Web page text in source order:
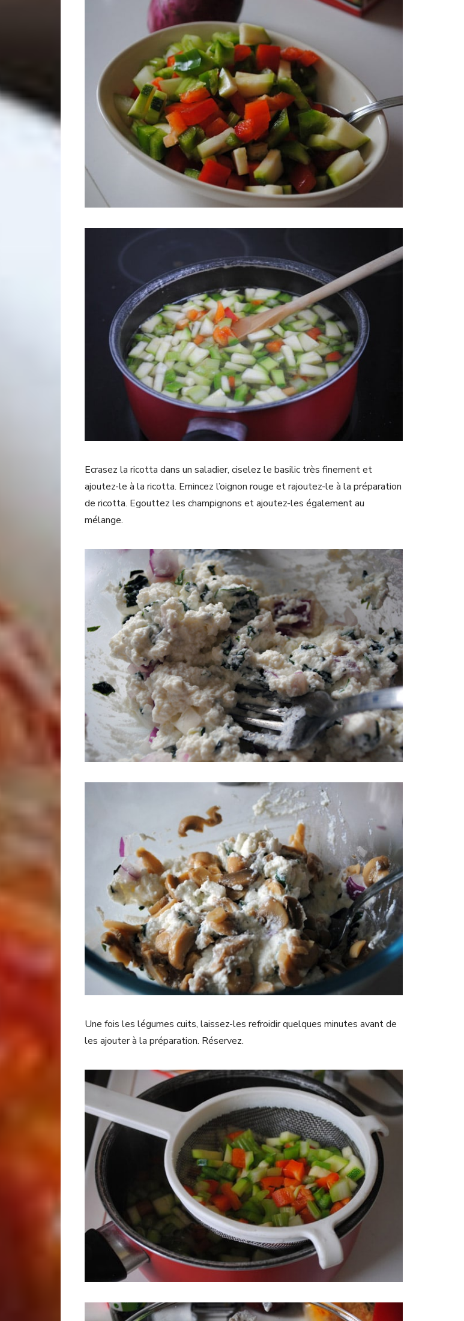
Ecrasez la ricotta dans un saladier, ciselez le basilic très finement et
ajoutez-le à la ricotta. Emincez l’oignon rouge et rajoutez-le à la préparation
de ricotta. Egouttez les champignons et ajoutez-les également au
mélange.
Une fois les légumes cuits, laissez-les refroidir quelques minutes avant de
les ajouter à la préparation. Réservez.